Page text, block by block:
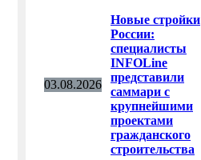
03.08.2026
Новые стройки
России:
специалисты
INFOLine
представили
саммари с
крупнейшими
проектами
гражданского
строительства